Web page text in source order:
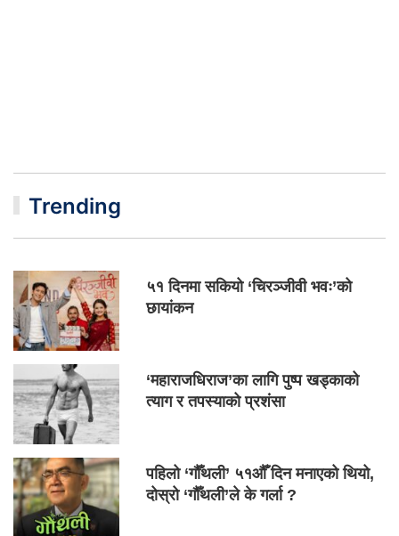
Trending
५१ दिनमा सकियो ‘चिरञ्जीवी भवः’को
छायांकन
‘महाराजधिराज’का लागि पुष्प खड्काको
त्याग र तपस्याको प्रशंसा
पहिलो ‘गौँथली’ ५१औँ दिन मनाएको थियो,
दोस्रो ‘गौँथली’ले के गर्ला ?